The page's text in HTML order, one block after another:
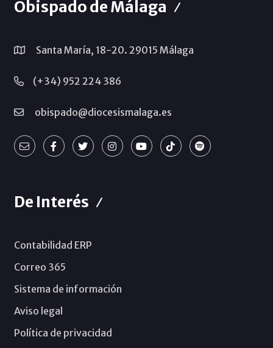
Obispado de Málaga
Santa María, 18-20. 29015 Málaga
(+34) 952 224 386
obispado@diocesismalaga.es
De Interés
Contabilidad ERP
Correo 365
Sistema de información
Aviso legal
Política de privacidad